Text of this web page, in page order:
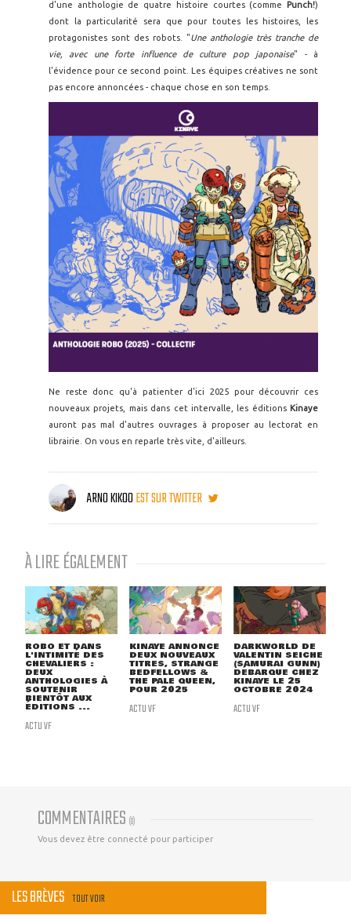
d'une anthologie de quatre histoire courtes (comme Punch!)
dont la particularité sera que pour toutes les histoires, les
protagonistes sont des robots. "Une anthologie très tranche de
vie, avec une forte influence de culture pop japonaise" - à
l'évidence pour ce second point. Les équipes créatives ne sont
pas encore annoncées - chaque chose en son temps.
Ne reste donc qu'à patienter d'ici 2025 pour découvrir ces
nouveaux projets, mais dans cet intervalle, les éditions Kinaye
auront pas mal d'autres ouvrages à proposer au lectorat en
librairie. On vous en reparle très vite, d'ailleurs.
ARNO KIKOOEST SUR TWITTER
À LIRE ÉGALEMENT
ROBO ET DANS
L'INTIMITÉ DES
CHEVALIERS :
DEUX
ANTHOLOGIES À
SOUTENIR
BIENTÔT AUX
ÉDITIONS ...
ACTU VF
KINAYE ANNONCE
DEUX NOUVEAUX
TITRES, STRANGE
BEDFELLOWS &
THE PALE QUEEN,
POUR 2025
ACTU VF
DARKWORLD DE
VALENTIN SEICHE
(SAMURAI GUNN)
DÉBARQUE CHEZ
KINAYE LE 25
OCTOBRE 2024
ACTU VF
COMMENTAIRES (0)
Vous devez être connecté pour participer
LES BRÈVES TOUT VOIR